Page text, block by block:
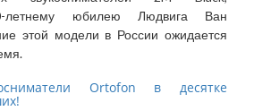
летнему юбилею Людвига Ван
этой модели в России ожидается
Ortofon в десятке